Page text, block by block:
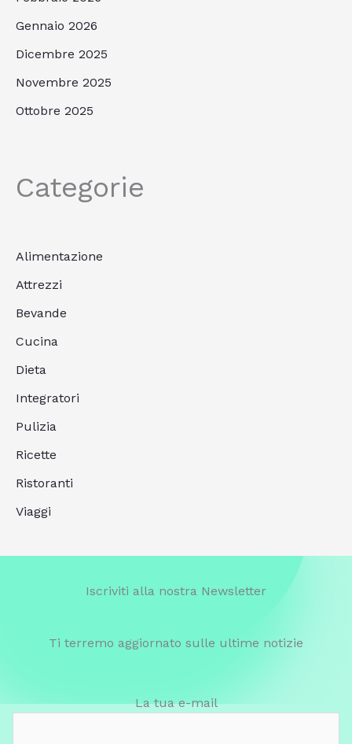
Gennaio 2026
Dicembre 2025
Novembre 2025
Ottobre 2025
Categorie
Alimentazione
Attrezzi
Bevande
Cucina
Dieta
Integratori
Pulizia
Ricette
Ristoranti
Viaggi
Iscriviti alla nostra Newsletter
Ti terremo aggiornato sulle ultime notizie
La tua e-mail